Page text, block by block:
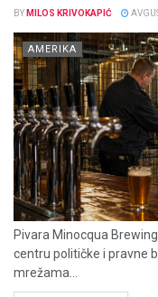
BY MILOS KRIVOKAPIĆ
AMERIKA
Pivara Minocqua
centru političke i pravne
mrežama...